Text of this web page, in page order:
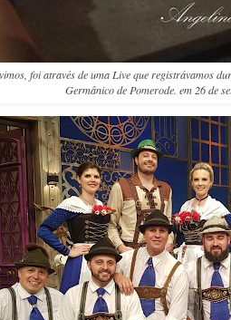
foi através de uma Live que registrávamos
Germânico de Pomerode. em 26 de